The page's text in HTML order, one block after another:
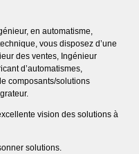
en automatisme,
vous disposez d’une
des ventes, Ingénieur
d’automatismes,
composants/solutions
vision des solutions à
solutions.